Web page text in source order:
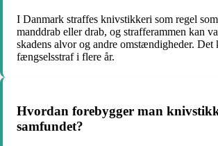
I Danmark straffes knivstikkeri som regel
manddrab eller drab, og strafferammen kan
skadens alvor og andre omstændigheder. Det
fængselsstraf i flere år.
Hvordan forebygger man
samfundet?